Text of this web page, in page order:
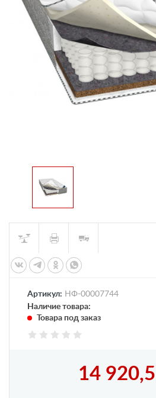
Артикул: НФ-00007744
Наличие товара:
Товара под заказ
14 920,5